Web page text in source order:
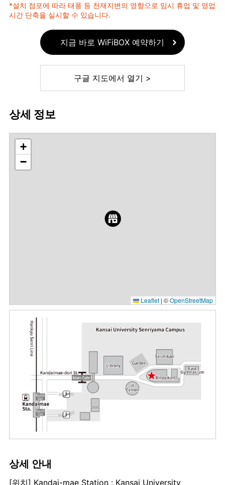
*설치 점포에 따라 태풍 등 천재지변의 영향으로 임시 휴업 및 영업
시간 단축을 실시할 수 있습니다.
지금 바로 WiFiBOX 예약하기
구글 지도에서 열기 >
상세 정보
+
−
Leaflet | ©OpenStreetMap
상세 안내
[위치] Kandai-mae Station : Kansai University